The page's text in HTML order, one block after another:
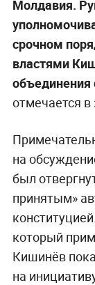
Молдавия.
срочном
властями
объединения
отмечается в
на
был
принятым»
который
Кишинёв
на